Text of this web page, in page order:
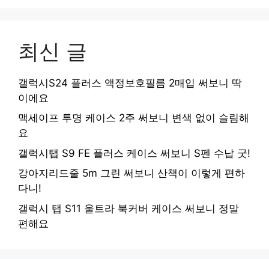
최신 글
갤럭시S24 플러스 액정보호필름 2매입 써보니 딱
이에요
맥세이프 투명 케이스 2주 써보니 변색 없이 슬림해
요
갤럭시탭 S9 FE 플러스 케이스 써보니 S펜 수납 굿!
강아지리드줄 5m 그린 써보니 산책이 이렇게 편하
다니!
갤럭시 탭 S11 울트라 북커버 케이스 써보니 정말
편해요